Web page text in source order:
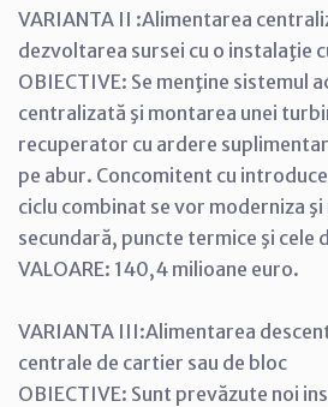
VARIANTA II :Alimentarea
dezvoltarea sursei cu o instalaţie
OBIECTIVE: Se menţine sistemul
centralizată şi montarea unei
recuperator cu ardere
pe abur. Concomitent cu
ciclu combinat se vor moderniza
secundară, puncte termice şi cele
VALOARE: 140,4 milioane euro.
VARIANTA III:Alimentarea
centrale de cartier sau de bloc
OBIECTIVE: Sunt prevăzute noi